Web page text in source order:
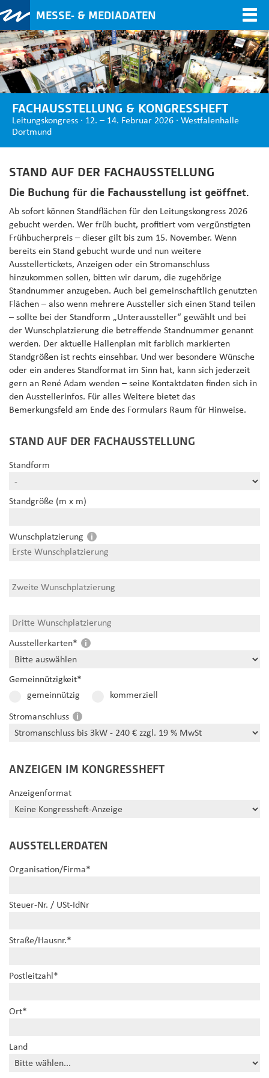
MESSE- & MEDIADATEN
FACHAUSSTELLUNG & KONGRESSHEFT
Leitungskongress · 12. – 14. Februar 2026 · Westfalenhalle
Dortmund
STAND AUF DER FACHAUSSTELLUNG
Die Buchung für die Fachausstellung ist geöffnet.
Ab sofort können Standflächen für den Leitungskongress 2026
gebucht werden. Wer früh bucht, profitiert vom vergünstigten
Frühbucherpreis – dieser gilt bis zum 15. November. Wenn
bereits ein Stand gebucht wurde und nun weitere
Ausstellertickets, Anzeigen oder ein Stromanschluss
hinzukommen sollen, bitten wir darum, die zugehörige
Standnummer anzugeben. Auch bei gemeinschaftlich genutzten
Flächen – also wenn mehrere Aussteller sich einen Stand teilen
– sollte bei der Standform „Unteraussteller“ gewählt und bei
der Wunschplatzierung die betreffende Standnummer genannt
werden. Der aktuelle Hallenplan mit farblich markierten
Standgrößen ist rechts einsehbar. Und wer besondere Wünsche
oder ein anderes Standformat im Sinn hat, kann sich jederzeit
gern an René Adam wenden – seine Kontaktdaten finden sich in
den Ausstellerinfos. Für alles Weitere bietet das
Bemerkungsfeld am Ende des Formulars Raum für Hinweise.
STAND AUF DER FACHAUSSTELLUNG
Standform
Standgröße (m x m)
Wunschplatzierung
Ausstellerkarten*
Gemeinnützigkeit*
gemeinnützig
kommerziell
Stromanschluss
ANZEIGEN IM KONGRESSHEFT
Anzeigenformat
AUSSTELLERDATEN
Organisation/Firma*
Steuer-Nr. / USt-IdNr
Straße/Hausnr.*
Postleitzahl *
Ort*
Land